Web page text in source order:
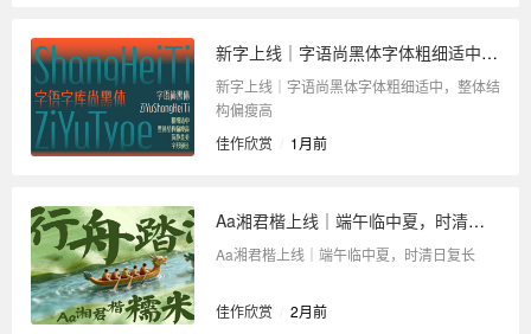
新字上线｜字语尚黑体字体粗细适中，整体结构偏瘦高
新字上线｜字语尚黑体字体粗细适中，整体结
构偏瘦高
佳作欣赏
1月前
Aa湘君楷上线｜端午临中夏，时清日复长
Aa湘君楷上线｜端午临中夏，时清日复长
佳作欣赏 2月前